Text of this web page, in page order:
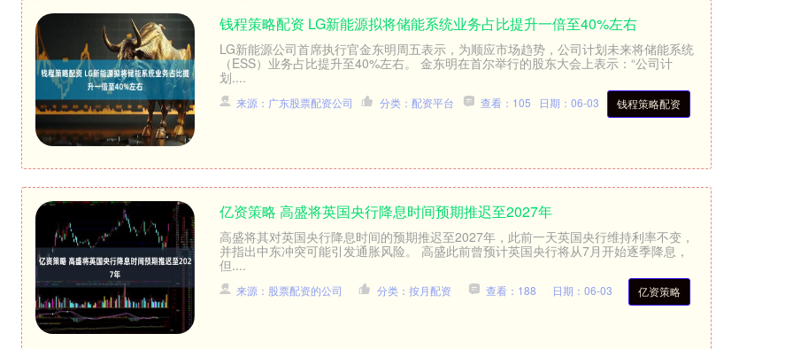
钱程策略配资 LG新能源拟将储能系统业务占比提升一倍至40%左右
LG新能源公司首席执行官金东明周五表示，为顺应市场趋势，公司计划未来将储能系统
（ESS）业务占比提升至40%左右。 金东明在首尔举行的股东大会上表示：“公司计
划....
钱程策略配资
来源：广东股票配资公司 分类：配资平台 查看：105 日期：06-03
亿资策略 高盛将英国央行降息时间预期推迟至2027年
高盛将其对英国央行降息时间的预期推迟至2027年，此前一天英国央行维持利率不变，
并指出中东冲突可能引发通胀风险。 高盛此前曾预计英国央行将从7月开始逐季降息，
但....
亿资策略
来源：股票配资的公司 分类：按月配资 查看：188 日期：06-03